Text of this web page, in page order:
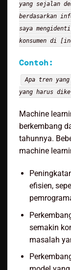
yang sejalan
berdasarkan
saya
konsumen di
Contoh:
Apa tren
yang harus
Machine
berkembang
tahunnya.
machine
efisien,
semakin
masalah